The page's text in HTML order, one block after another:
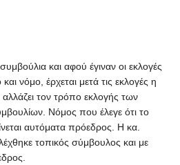
και αφού έγιναν οι εκλογές
νόμο, έρχεται μετά τις εκλογές η
τον τρόπο εκλογής των
Νόμος που έλεγε ότι το
αυτόματα πρόεδρος. Η κα.
τοπικός σύμβουλος και με